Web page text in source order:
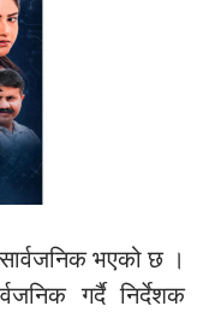
भएको छ ।
गर्दै निर्देशक